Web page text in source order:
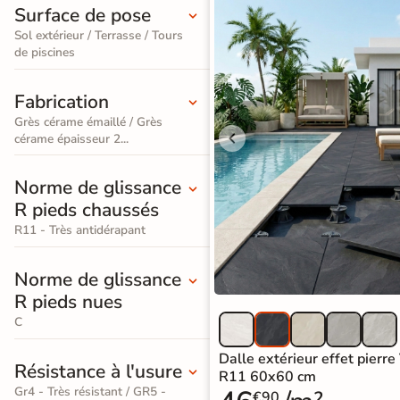
Terrazzo
/ Granito
imitation
travertin
Carrelage
imitation
parquet
Carrelage
effet
marbre
Carrelage
salle de
bain
Accessoires
PAIEMENT SÉCURISÉ
Payez comme
il vous plaira
En une ou plusieurs fois
solutions de paiement
Paiement
Données
Confidentialité
standard
Stratifié
Lame
large
XXL
Stratifié
Spécial
Salle de
Bain
Accessoires pour la pose de parquets et stratifiés
Foncé
Accessoires pour la pose de sols souples
Surface de pose
Sol extérieur / Terrasse / Tours
de piscines
Fabrication
Grès cérame émaillé / Grès
cérame épaisseur 2...
Norme de glissance
R pieds chaussés
R11 - Très antidérapant
Norme de glissance
R pieds nues
C
Résistance à l'usure
Gr4 - Très résistant / GR5 -
Dalle extérieur effet pierre
R11 60x60 cm